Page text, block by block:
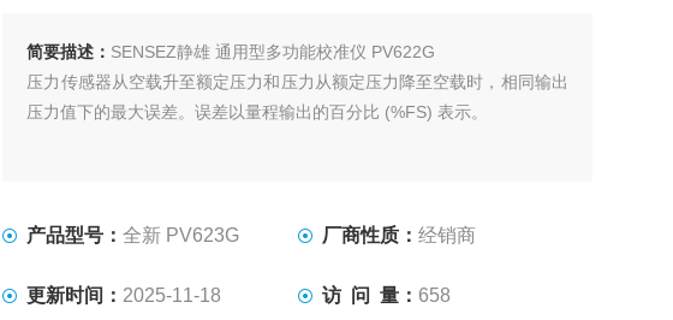
简要描述： SENSEZ静雄 通用型多功能校准仪 PV622G
压力传感器从空载升至额定压力和压力从额定压力降至空载时，相同输出
压力值下的最大误差。误差以量程输出的百分比 (%FS) 表示。
产品型号：全新 PV623G 厂商性质： 经销商
更新时间： 2025-11-18 访 问 量： 658